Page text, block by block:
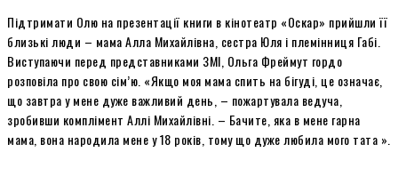
Підтримати Олю на презентації книги в кінотеатр «Оскар» прийшли її
близькі люди – мама Алла Михайлівна, сестра Юля і племінниця Габі.
Виступаючи перед представниками ЗМІ, Ольга Фреймут гордо
розповіла про свою сім’ю. «Якщо моя мама спить на бігуді, це означає,
що завтра у мене дуже важливий день, – пожартувала ведуча,
зробивши комплімент Аллі Михайлівні. – Бачите, яка в мене гарна
мама, вона народила мене у 18 років, тому що дуже любила мого тата ».